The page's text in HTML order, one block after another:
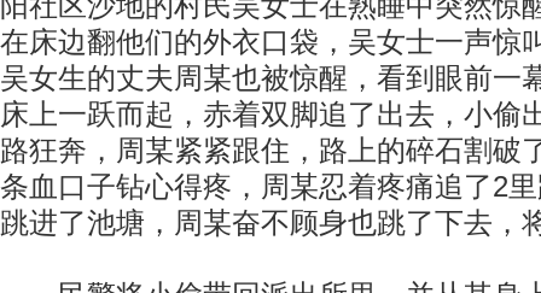
在床边翻他们的外衣口袋，吴女士一声惊
吴女生的丈夫周某也被惊醒，看到眼前一
床上一跃而起，赤着双脚追了出去，小偷
路狂奔，周某紧紧跟住，路上的碎石割破
条血口子钻心得疼，周某忍着疼痛追了2
跳进了池塘，周某奋不顾身也跳了下去，